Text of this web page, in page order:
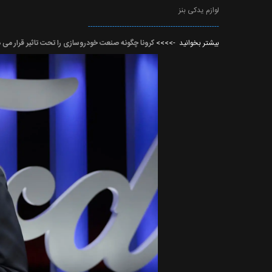
لوازم یدکی بنز
------------------------------------------------------
بیشتر بخوانید ->>>> کرونا چگونه صنعت خودروسازی را تحت تاثیر قرار